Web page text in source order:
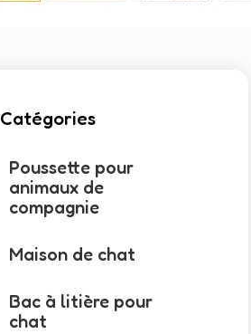
Catégories
Poussette pour
animaux de
compagnie
Maison de chat
Bac à litière pour
chat